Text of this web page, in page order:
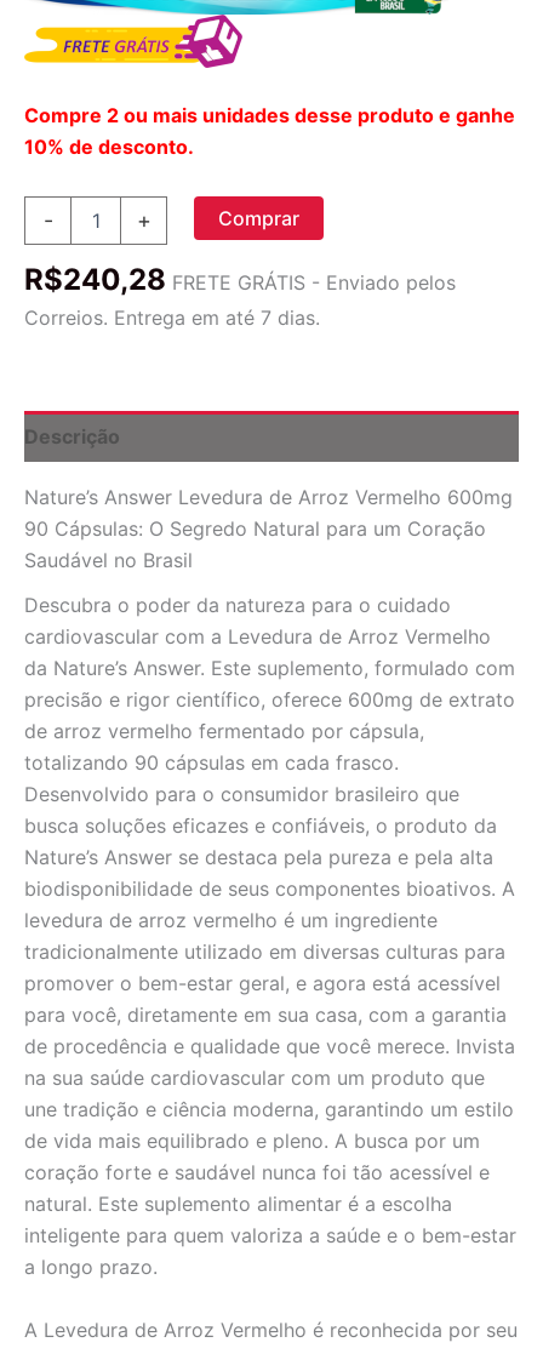
Compre 2 ou mais unidades desse produto e ganhe
10% de desconto.
-
de
Vermelho
-
Saúde
no
Brasil
quantidade
+ Comprar
R$240,28 FRETE GRÁTIS - Enviado pelos
Correios. Entrega em até 7 dias.
Descrição
Nature’s Answer Levedura de Arroz Vermelho 600mg
90 Cápsulas: O Segredo Natural para um Coração
Saudável no Brasil
Descubra o poder da natureza para o cuidado
cardiovascular com a Levedura de Arroz Vermelho
da Nature’s Answer. Este suplemento, formulado com
precisão e rigor científico, oferece 600mg de extrato
de arroz vermelho fermentado por cápsula,
totalizando 90 cápsulas em cada frasco.
Desenvolvido para o consumidor brasileiro que
busca soluções eficazes e confiáveis, o produto da
Nature’s Answer se destaca pela pureza e pela alta
biodisponibilidade de seus componentes bioativos. A
levedura de arroz vermelho é um ingrediente
tradicionalmente utilizado em diversas culturas para
promover o bem-estar geral, e agora está acessível
para você, diretamente em sua casa, com a garantia
de procedência e qualidade que você merece. Invista
na sua saúde cardiovascular com um produto que
une tradição e ciência moderna, garantindo um estilo
de vida mais equilibrado e pleno. A busca por um
coração forte e saudável nunca foi tão acessível e
natural. Este suplemento alimentar é a escolha
inteligente para quem valoriza a saúde e o bem-estar
a longo prazo.
A Levedura de Arroz Vermelho é reconhecida por seu